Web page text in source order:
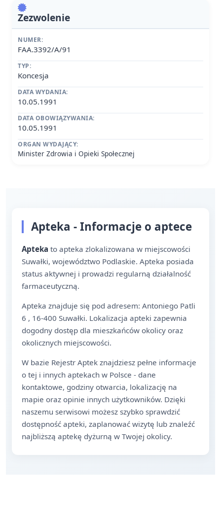
Zezwolenie
NUMER:
FAA.3392/A/91
TYP:
Koncesja
DATA WYDANIA:
10.05.1991
DATA OBOWIĄZYWANIA:
10.05.1991
ORGAN WYDAJĄCY:
Minister Zdrowia i Opieki Społecznej
Apteka - Informacje o aptece
Apteka to apteka zlokalizowana w miejscowości
Suwałki, województwo Podlaskie. Apteka posiada
status aktywnej i prowadzi regularną działalność
farmaceutyczną.
Apteka znajduje się pod adresem: Antoniego Patli
6 , 16-400 Suwałki. Lokalizacja apteki zapewnia
dogodny dostęp dla mieszkańców okolicy oraz
okolicznych miejscowości.
W bazie Rejestr Aptek znajdziesz pełne informacje
o tej i innych aptekach w Polsce - dane
kontaktowe, godziny otwarcia, lokalizację na
mapie oraz opinie innych użytkowników. Dzięki
naszemu serwisowi możesz szybko sprawdzić
dostępność apteki, zaplanować wizytę lub znaleźć
najbliższą aptekę dyżurną w Twojej okolicy.